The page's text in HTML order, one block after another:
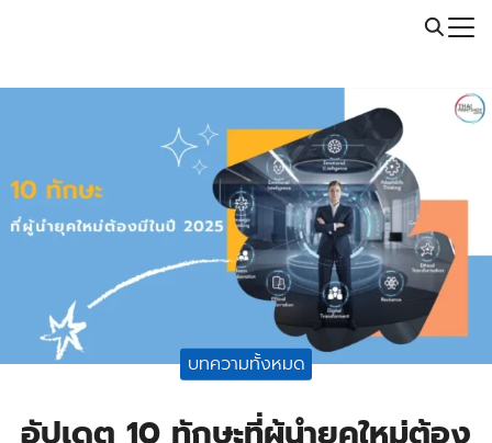
Call: 064-246-5614 | Line: @thaiprintshop
for:
บทความทั้งหมด